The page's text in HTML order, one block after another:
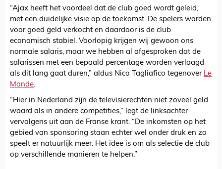
“Ajax heeft het voordeel dat de club goed wordt geleid,
met een duidelijke visie op de toekomst. De spelers worden
voor goed geld verkocht en daardoor is de club
economisch stabiel. Voorlopig krijgen wij gewoon ons
normale salaris, maar we hebben al afgesproken dat de
salarissen met een bepaald percentage worden verlaagd
als dit lang gaat duren,” aldus Nico Tagliafico tegenover Le
Monde.
“Hier in Nederland zijn de televisierechten niet zoveel geld
waard als in andere competities,” legt de linksachter
vervolgens uit aan de Franse krant. “De inkomsten op het
gebied van sponsoring staan echter wel onder druk en zo
speelt er natuurlijk meer. Het idee is om als selectie de club
op verschillende manieren te helpen.”